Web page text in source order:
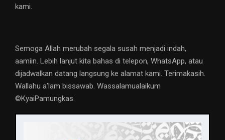
kami.
Semoga Allah merubah segala susah menjadi indah,
aamiin. Lebih lanjut kita bahas di telepon, WhatsApp, atau
dijadwalkan datang langsung ke alamat kami. Terimakasih.
Wallahu a’lam bissawab. Wassalamualaikum
©️KyaiPamungkas.